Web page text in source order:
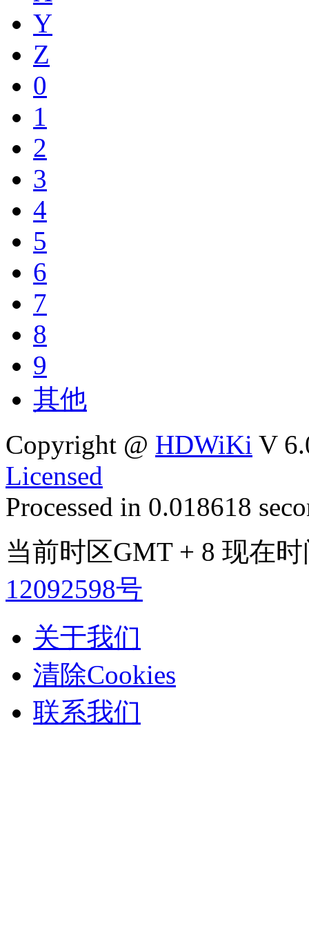
Y
Z
0
1
2
3
4
5
6
7
8
9
其他
Copyright @ HDWiKi V
Licensed
Processed in 0.018618
当前时区GMT + 8 现在
12092598号
关于我们
清除Cookies
联系我们